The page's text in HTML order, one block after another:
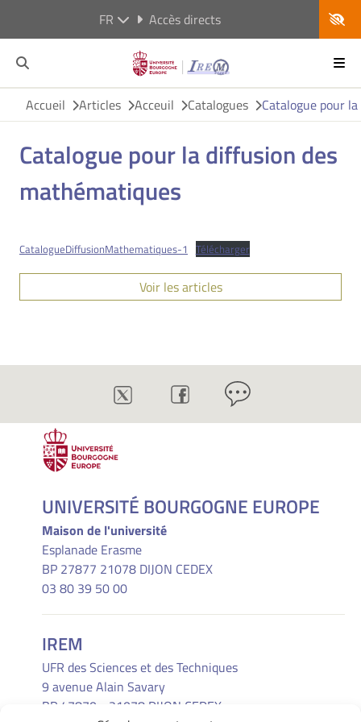
FR Accès directs
Accueil Articles Acceuil Catalogues Catalogue pour
Catalogue pour la diffusion des
mathématiques
CatalogueDiffusionMathematiques-1 Télécharger
Voir les articles
UNIVERSITÉ BOURGOGNE EUROPE
Maison de l'université
Esplanade Erasme
BP 27877 21078 DIJON CEDEX
03 80 39 50 00
IREM
UFR des Sciences et des Techniques
9 avenue Alain Savary
BP 47870 - 21078 DIJON CEDEX